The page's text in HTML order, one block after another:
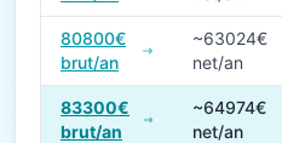
80800€
brut/an
~63024€
net/an
83300€
brut/an
~64974€
net/an